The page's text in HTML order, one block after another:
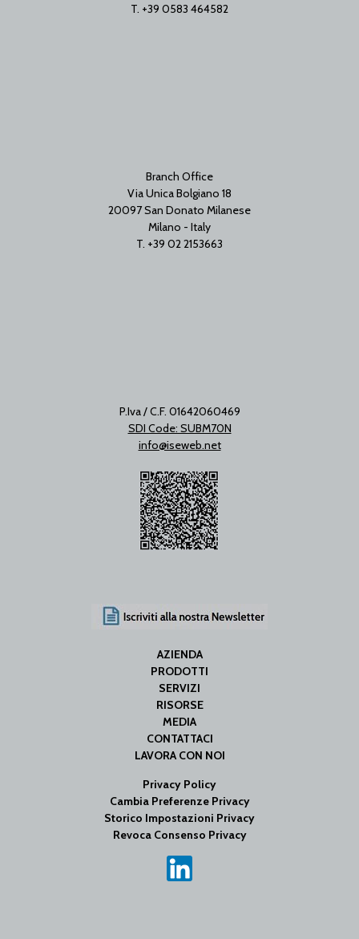
T. +39 0583 464582
Branch Office
Via Unica Bolgiano 18
20097 San Donato Milanese
Milano - Italy
T. +39 02 2153663
P.Iva / C.F. 01642060469
SDI Code: SUBM70N
info@iseweb.net
AZIENDA
PRODOTTI
SERVIZI
RISORSE
MEDIA
CONTATTACI
LAVORA CON NOI
Privacy Policy
Cambia Preferenze Privacy
Storico Impostazioni Privacy
Revoca Consenso Privacy